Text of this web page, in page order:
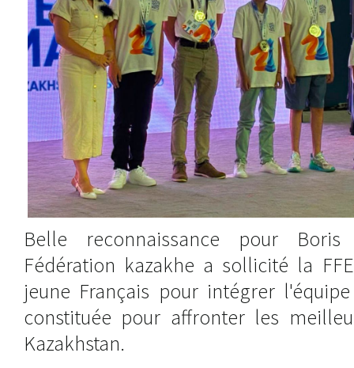
Belle reconnaissance pour
Fédération kazakhe a sollicité la
jeune Français pour intégrer
constituée pour affronter les
Kazakhstan.